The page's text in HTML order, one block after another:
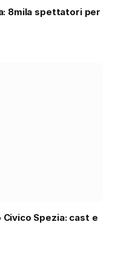
8mila spettatori per
Spezia: cast e